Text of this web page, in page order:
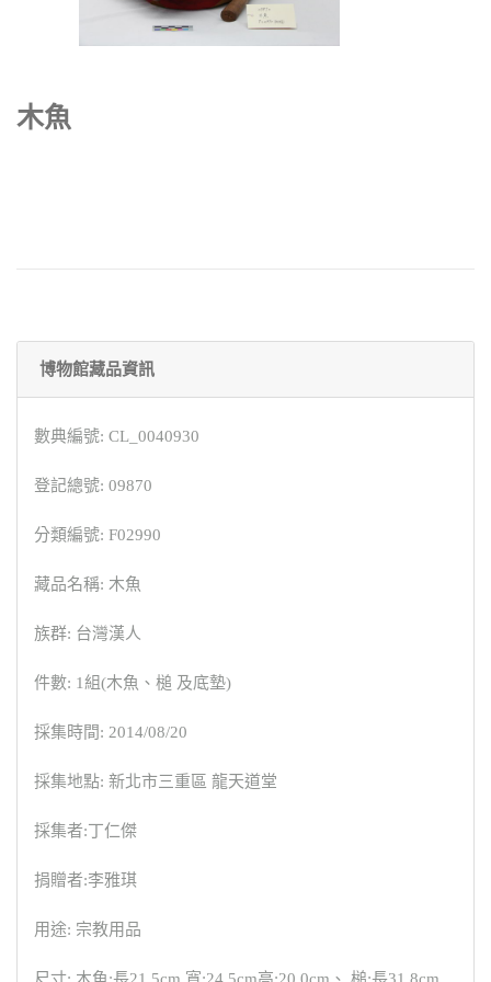
木魚
博物館藏品資訊
數典編號: CL_0040930
登記總號: 09870
分類編號: F02990
藏品名稱: 木魚
族群: 台灣漢人
件數: 1組(木魚、槌 及底墊)
採集時間: 2014/08/20
採集地點: 新北市三重區 龍天道堂
採集者:丁仁傑
捐贈者:李雅琪
用途: 宗教用品